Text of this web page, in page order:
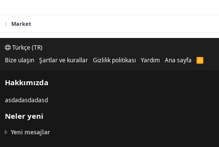
Market
Türkçe (TR)
Bize ulaşın Şartlar ve kurallar Gizlilik politikası Yardım Ana sayfa
R
Hakkımızda
asdadasdadasd
Neler yeni
Yeni mesajlar